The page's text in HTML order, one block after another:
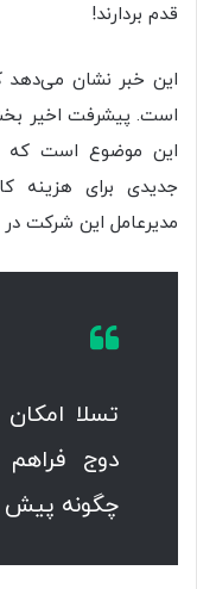
قدم بردارند!
این خبر نشان
است. پیشرفت اخیر
این موضوع است که
جدیدی برای هزینه
مدیرعامل این شرکت
تسلا امکان
دوج
چگونه پیش